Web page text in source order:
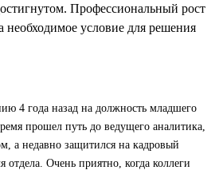
Профессиональный рост
необходимое условие для решения
4 года назад на должность младшего
прошел путь до ведущего аналитика,
а недавно защитился на кадровый
отдела. Очень приятно, когда коллеги